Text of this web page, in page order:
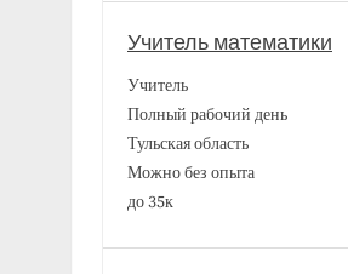
Учитель математики
Учитель
Полный рабочий день
Тульская область
Можно без опыта
до 35к